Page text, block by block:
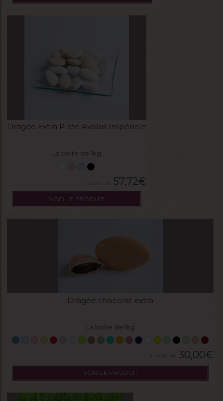
Dragée Extra Plate Avolas Impériale
La boite de 1kg
57,72€
VOIR LE PRODUIT
Dragée chocolat extra
La boite de 1kg
30,00€
VOIR LE PRODUIT